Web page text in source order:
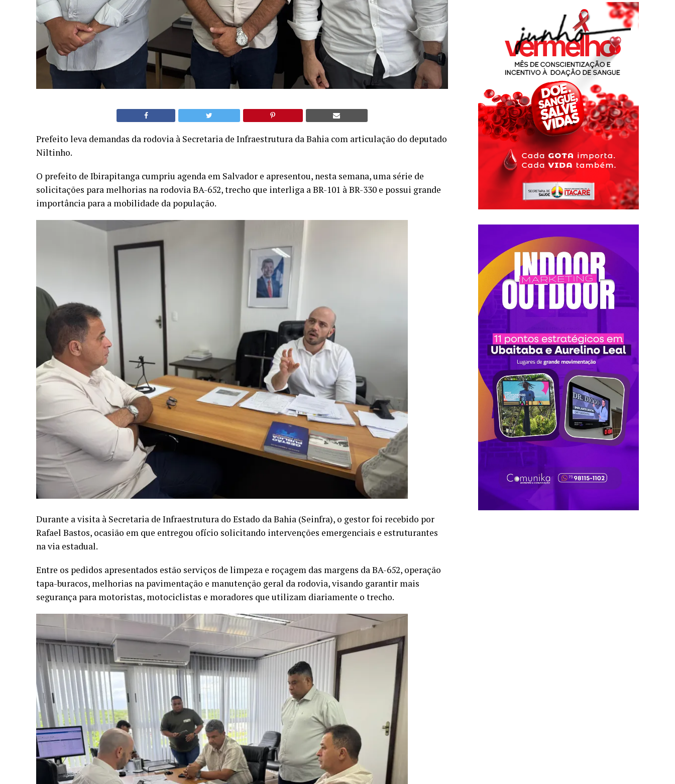
Prefeito leva demandas da rodovia à Secretaria de Infraestrutura da Bahia com articulação do deputado
Niltinho.
O prefeito de Ibirapitanga cumpriu agenda em Salvador e apresentou, nesta semana, uma série de
solicitações para melhorias na rodovia BA-652, trecho que interliga a BR-101 à BR-330 e possui grande
importância para a mobilidade da população.
Durante a visita à Secretaria de Infraestrutura do Estado da Bahia (Seinfra), o gestor foi recebido por
Rafael Bastos, ocasião em que entregou ofício solicitando intervenções emergenciais e estruturantes
na via estadual.
Entre os pedidos apresentados estão serviços de limpeza e roçagem das margens da BA-652, operação
tapa-buracos, melhorias na pavimentação e manutenção geral da rodovia, visando garantir mais
segurança para motoristas, motociclistas e moradores que utilizam diariamente o trecho.